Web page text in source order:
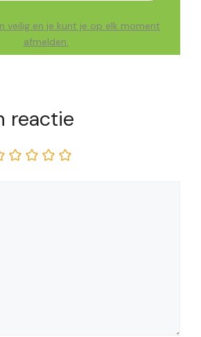
veilig en je kunt je op elk moment
afmelden.
reactie